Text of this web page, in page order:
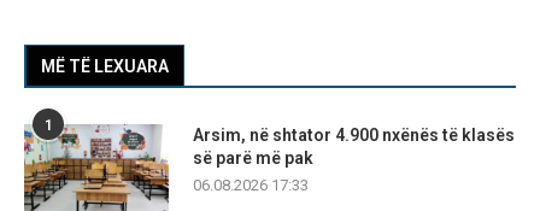
MË TË LEXUARA
1
Arsim, në shtator 4.900 nxënës të klasës
së parë më pak
06.08.2026 17:33